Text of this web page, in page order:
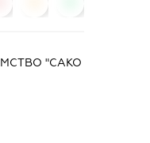
"САКО